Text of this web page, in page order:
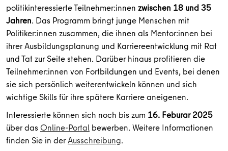
politikinteressierte Teilnehmer:innen zwischen 18 und 35
Jahren. Das Programm bringt junge Menschen mit
Politiker:innen zusammen, die ihnen als Mentor:innen bei
ihrer Ausbildungsplanung und Karriereentwicklung mit Rat
und Tat zur Seite stehen. Darüber hinaus profitieren die
Teilnehmer:innen von Fortbildungen und Events, bei denen
sie sich persönlich weiterentwickeln können und sich
wichtige Skills für ihre spätere Karriere aneigenen.
Interessierte können sich noch bis zum 16. Feburar 2025
über das Online-Portal bewerben. Weitere Informationen
finden Sie in derAusschreibung.